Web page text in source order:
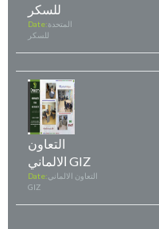
للسكر
Date:المتحدة
للسكر
التعاون
الالماني GIZ
Date:التعاون الالماني
GIZ